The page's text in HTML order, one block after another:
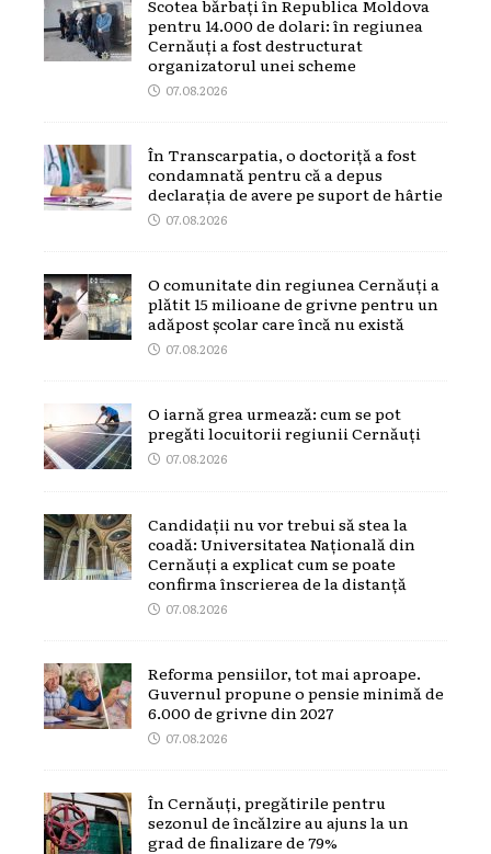
Scotea bărbați în Republica Moldova
pentru 14.000 de dolari: în regiunea
Cernăuți a fost destructurat
organizatorul unei scheme
07.08.2026
În Transcarpatia, o doctoriță a fost
condamnată pentru că a depus
declarația de avere pe suport de hârtie
07.08.2026
O comunitate din regiunea Cernăuți a
plătit 15 milioane de grivne pentru un
adăpost școlar care încă nu există
07.08.2026
O iarnă grea urmează: cum se pot
pregăti locuitorii regiunii Cernăuți
07.08.2026
Candidații nu vor trebui să stea la
coadă: Universitatea Națională din
Cernăuți a explicat cum se poate
confirma înscrierea de la distanță
07.08.2026
Reforma pensiilor, tot mai aproape.
Guvernul propune o pensie minimă de
6.000 de grivne din 2027
07.08.2026
În Cernăuți, pregătirile pentru
sezonul de încălzire au ajuns la un
grad de finalizare de 79%